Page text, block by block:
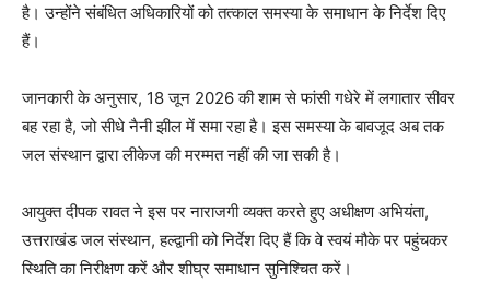
है। उन्होंने संबंधित अधिकारियों को तत्काल समस्या के समाधान के निर्देश दिए
हैं।
जानकारी के अनुसार, 18 जून 2026 की शाम से फांसी गधेरे में लगातार सीवर
बह रहा है, जो सीधे नैनी झील में समा रहा है। इस समस्या के बावजूद अब तक
जल संस्थान द्वारा लीकेज की मरम्मत नहीं की जा सकी है।
आयुक्त दीपक रावत ने इस पर नाराजगी व्यक्त करते हुए अधीक्षण अभियंता,
उत्तराखंड जल संस्थान, हल्द्वानी को निर्देश दिए हैं कि वे स्वयं मौके पर पहुंचकर
स्थिति का निरीक्षण करें और शीघ्र समाधान सुनिश्चित करें।